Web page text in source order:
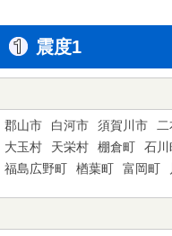
震度1
郡山市 白河市 須賀川市
大玉村
天栄村 棚倉町 石川
福島広野町
楢葉町 富岡町